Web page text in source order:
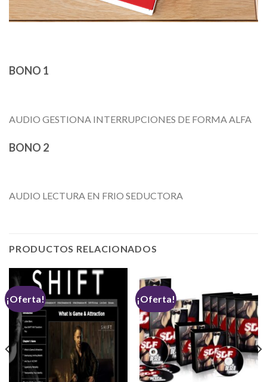
BONO 1
AUDIO GESTIONA INTERRUPCIONES DE FORMA ALFA
BONO 2
AUDIO LECTURA EN FRIO SEDUCTORA
PRODUCTOS RELACIONADOS
¡Oferta! ¡Oferta!